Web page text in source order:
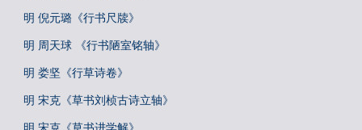
明 倪元璐《行书尺牍》
明 周天球 《行书陋室铭轴》
明 娄坚《行草诗卷》
明 宋克《草书刘桢古诗立轴》